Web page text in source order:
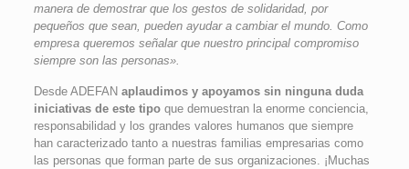
manera de demostrar que los gestos de solidaridad, por
pequeños que sean, pueden ayudar a cambiar el mundo. Como
empresa queremos señalar que nuestro principal compromiso
siempre son las personas».
Desde ADEFAN aplaudimos y apoyamos sin ninguna duda
iniciativas de este tipoque demuestran la enorme conciencia,
responsabilidad y los grandes valores humanos que siempre
han caracterizado tanto a nuestras familias empresarias como
las personas que forman parte de sus organizaciones. ¡Muchas